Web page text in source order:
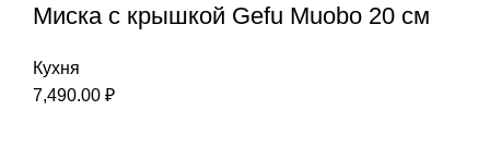
Миска с крышкой Gefu Мuоbо 20 см
Кухня
7,490.00 ₽